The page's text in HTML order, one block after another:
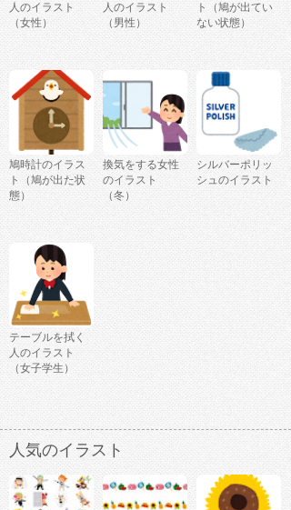
人のイラスト
（女性）
人のイラスト
（男性）
ト（鳩が出てい
ない状態）
鳩時計のイラス
ト（鳩が出た状
態）
換気をする女性
のイラスト
（冬）
シルバーポリッ
シュのイラスト
テーブルを拭く
人のイラスト
（女子学生）
人気のイラスト